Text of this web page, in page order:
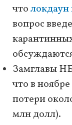
чтолокдаун
вопрос
Замглавы
что в
потери
млн долл).